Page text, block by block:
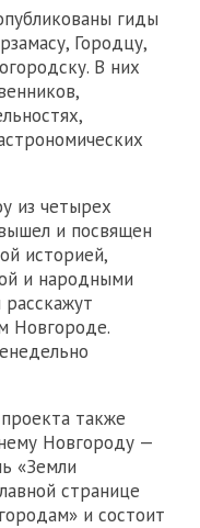
гиды
Городцу,
В них
из четырех
и посвящен
историей,
и народными
Новгороде.
также
Новгороду —
«Земли
странице
и состоит